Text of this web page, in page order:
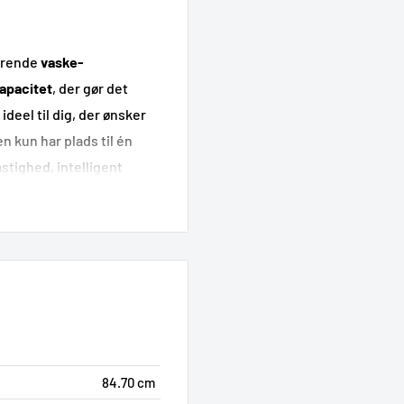
vaske-
, der gør det
til dig, der ønsker
kun har plads til én
intelligent
separat tørretumbler
84.70 cm